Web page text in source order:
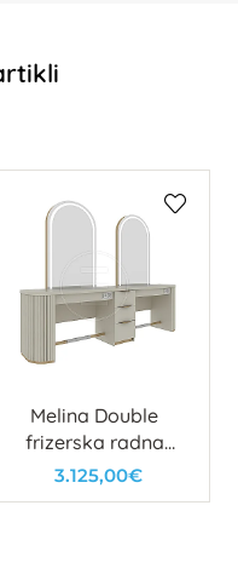
Melina Double
frizerska radna
jedinica
3.125,00€